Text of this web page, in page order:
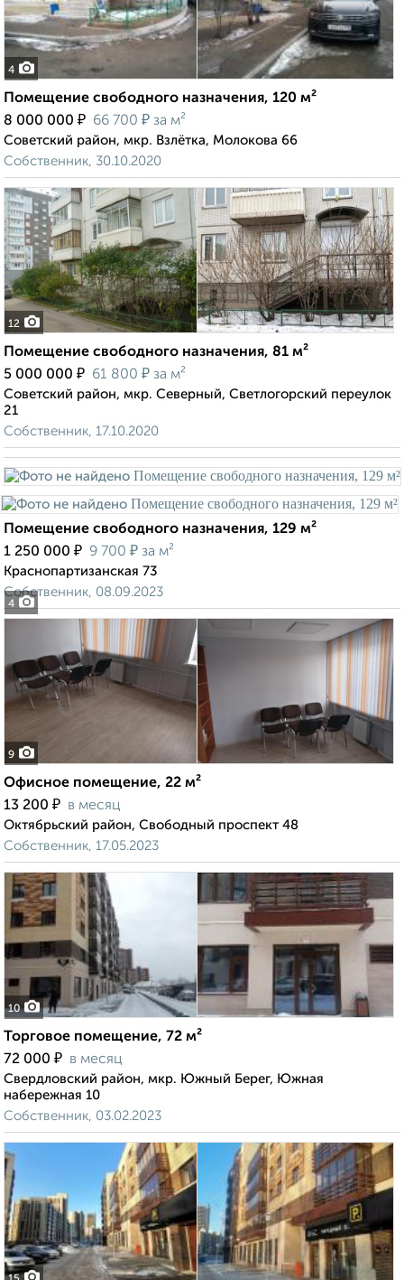
4
Помещение свободного назначения, 120 м²
8 000 000 ₽ 66 700 ₽ за м²
Советский район, мкр. Взлётка, Молокова 66
Собственник, 30.10.2020
12
Помещение свободного назначения, 81 м²
5 000 000 ₽ 61 800 ₽ за м²
Советский район, мкр. Северный, Светлогорский переулок
21
Собственник, 17.10.2020
4
Помещение свободного назначения, 129 м²
1 250 000 ₽ 9 700 ₽ за м²
Краснопартизанская 73
Собственник, 08.09.2023
9
Офисное помещение, 22 м²
13 200 ₽ в месяц
Октябрьский район, Свободный проспект 48
Собственник, 17.05.2023
10
Торговое помещение, 72 м²
72 000 ₽ в месяц
Свердловский район, мкр. Южный Берег, Южная
набережная 10
Собственник, 03.02.2023